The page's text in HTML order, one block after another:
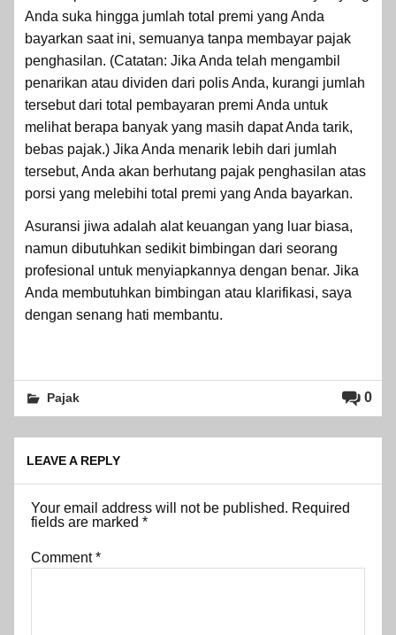
Anda suka hingga jumlah total premi yang Anda
bayarkan saat ini, semuanya tanpa membayar pajak
penghasilan. (Catatan: Jika Anda telah mengambil
penarikan atau dividen dari polis Anda, kurangi jumlah
tersebut dari total pembayaran premi Anda untuk
melihat berapa banyak yang masih dapat Anda tarik,
bebas pajak.) Jika Anda menarik lebih dari jumlah
tersebut, Anda akan berhutang pajak penghasilan atas
porsi yang melebihi total premi yang Anda bayarkan.
Asuransi jiwa adalah alat keuangan yang luar biasa,
namun dibutuhkan sedikit bimbingan dari seorang
profesional untuk menyiapkannya dengan benar. Jika
Anda membutuhkan bimbingan atau klarifikasi, saya
dengan senang hati membantu.
0
Pajak
LEAVE A REPLY
Your email address will not be published. Required
fields are marked*
Comment*